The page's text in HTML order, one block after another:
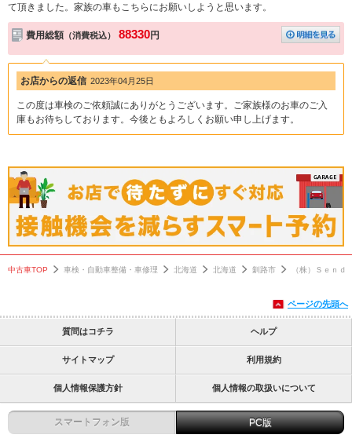
て頂きました。家族の車もこちらにお願いしようと思います。
費用総額 （消費税込） 88330円
お店からの返信 2023年04月25日
この度は車検のご依頼誠にありがとうございます。ご家族様のお車のご入
庫もお待ちしております。今後ともよろしくお願い申し上げます。
中古車TOP 車検・自動車整備・車修理 北海道 北海道 釧路市 （株）Ｓｅｎ
ページの先頭へ
質問はコチラ ヘルプ
サイトマップ 利用規約
個人情報保護方針 個人情報の取扱いについて
スマートフォン版 PC版